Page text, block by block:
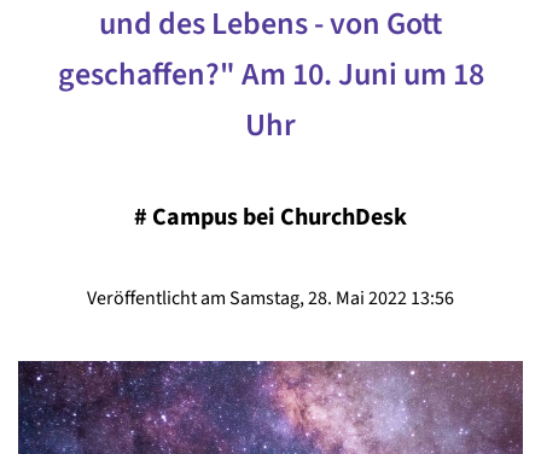
und des Lebens - von Gott
geschaffen?" Am 10. Juni um 18
Uhr
# Campus bei ChurchDesk
Veröffentlicht am Samstag, 28. Mai 2022 13:56